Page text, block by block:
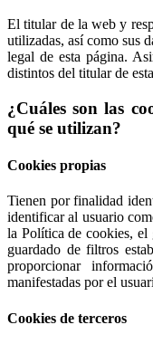
El titular de la web y
utilizadas, así como sus
legal de esta página.
distintos del titular de
¿Cuáles son las
qué se utilizan?
Cookies propias
Tienen por finalidad
identificar al usuario
la Política de cookies, el
guardado de filtros
proporcionar
manifestadas por el
Cookies de terceros